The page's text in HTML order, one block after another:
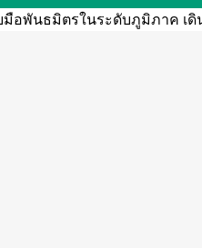
อพันธมิตรในระดับภูมิภาค เ